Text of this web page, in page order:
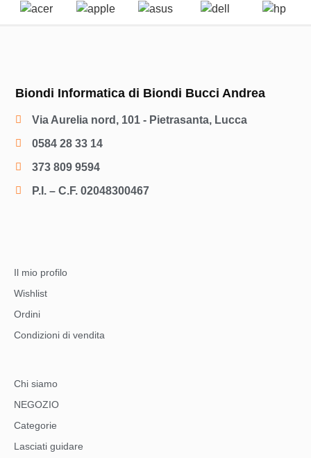
Biondi Informatica di Biondi Bucci Andrea
Via Aurelia nord, 101 - Pietrasanta, Lucca
0584 28 33 14
373 809 9594
P.I. – C.F. 02048300467
Il mio profilo
Wishlist
Ordini
Condizioni di vendita
Chi siamo
NEGOZIO
Categorie
Lasciati guidare